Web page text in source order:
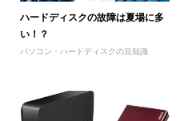
ハードディスクの故障は夏場に多
い！？
パソコン・ハードディスクの豆知識